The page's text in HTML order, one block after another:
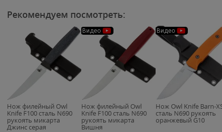
Рекомендуем посмотреть:
Нож филейный Owl
Knife F100 сталь N690
рукоять микарта
Джинс серая
Видео
Нож филейный Owl
Knife F100 сталь N690
рукоять микарта
Вишня
Видео
Нож Owl Knife Barn-
сталь N690 рукоять
оранжевый G10